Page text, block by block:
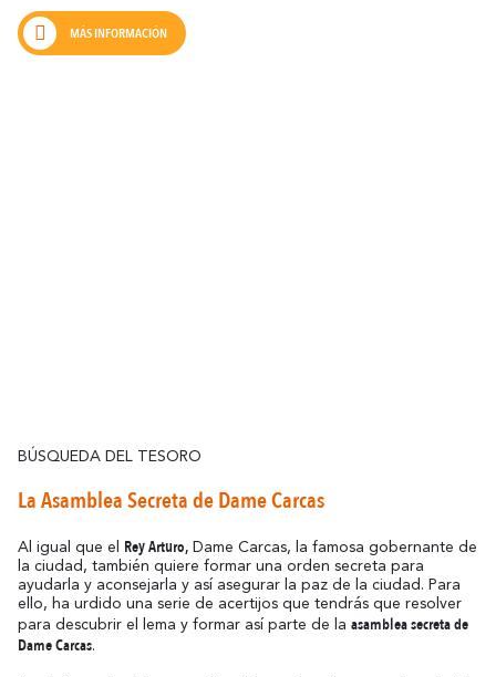
MÁS INFORMACIÓN
BÚSQUEDA DEL TESORO
La Asamblea Secreta de Dame Carcas
Al igual que el Rey Arturo, Dame Carcas, la famosa gobernante de
la ciudad, también quiere formar una orden secreta para
ayudarla y aconsejarla y así asegurar la paz de la ciudad. Para
ello, ha urdido una serie de acertijos que tendrás que resolver
para descubrir el lema y formar así parte de la asamblea secreta de
Dame Carcas.